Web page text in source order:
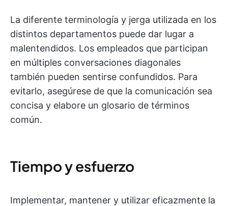
La diferente terminología y jerga utilizada en los
distintos departamentos puede dar lugar a
malentendidos. Los empleados que participan
en múltiples conversaciones diagonales
también pueden sentirse confundidos. Para
evitarlo, asegúrese de que la comunicación sea
concisa y elabore un glosario de términos
común.
Tiempo y esfuerzo
Implementar, mantener y utilizar eficazmente la